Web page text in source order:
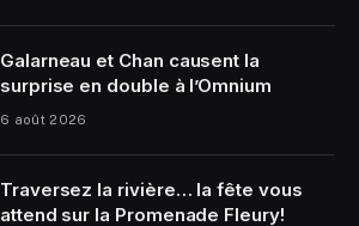
Galarneau et Chan causent la
surprise en double à l’Omnium
6 août 2026
Traversez la rivière… la fête vous
attend sur la Promenade Fleury!